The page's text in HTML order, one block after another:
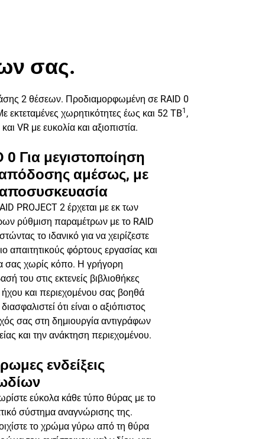
σας.
2 θέσεων. Προδιαμορφωμένη σε RAID 0
εκτεταμένες χωρητικότητες έως και 52 TB1 ,
VR με ευκολία και αξιοπιστία.
0 Για μεγιστοποίηση
αμέσως, με
PROJECT 2 έρχεται με εκ των
ρύθμιση παραμέτρων με το RAID
το ιδανικό για να χειρίζεστε
απαιτητικούς φόρτους εργασίας και
σας χωρίς κόπο. Η γρήγορη
του στις εκτενείς βιβλιοθήκες
ήχου και περιεχομένου σας βοηθά
ότι είναι ο αξιόπιστος
σας στη δημιουργία αντιγράφων
και την ανάκτηση περιεχομένου.
ενδείξεις
εύκολα κάθε τύπο θύρας με το
σύστημα αναγνώρισης της.
το χρώμα γύρω από τη θύρα